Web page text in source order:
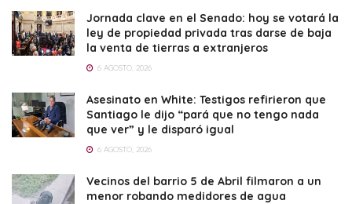
Jornada clave en el Senado: hoy se votará la
ley de propiedad privada tras darse de baja
la venta de tierras a extranjeros
6 AGOSTO, 2026
Asesinato en White: Testigos refirieron que
Santiago le dijo “pará que no tengo nada
que ver” y le disparó igual
6 AGOSTO, 2026
Vecinos del barrio 5 de Abril filmaron a un
menor robando medidores de agua